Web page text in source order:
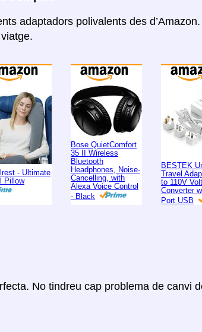
adaptadors polivalents des
- Ultimate
Pillow
Bose QuietComfort
35 II Wireless
Bluetooth
Headphones, Noise-
Cancelling, with
Alexa Voice Control
- Black
BESTEK
Travel
to 110V
Converter
Port USB
No tindreu cap problema de canvi